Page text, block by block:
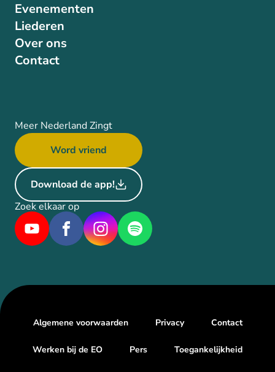
Evenementen
Liederen
Over ons
Contact
Meer Nederland Zingt
Word vriend
Download de app!
Zoek elkaar op
Algemene voorwaarden Privacy Contact
Werken bij de EO Pers Toegankelijkheid